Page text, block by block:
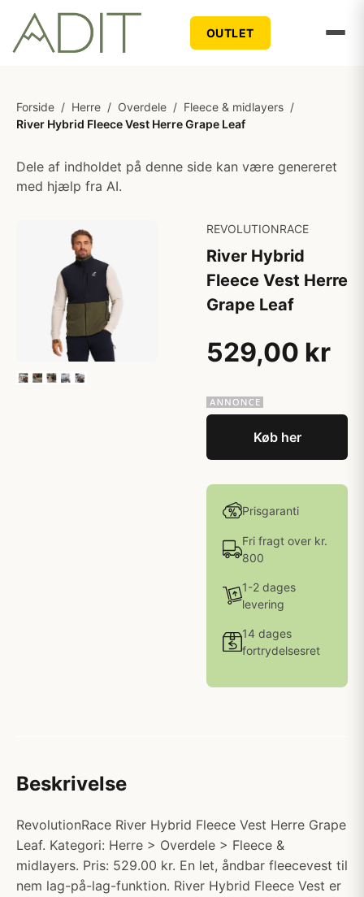
OUTLET
Forside / Herre / Overdele / Fleece & midlayers /
River Hybrid Fleece Vest Herre Grape Leaf
Dele af indholdet på denne side kan være genereret
med hjælp fra AI.
REVOLUTIONRACE
River Hybrid
Fleece Vest Herre
Grape Leaf
529,00 kr
Køb her
Prisgaranti
Fri fragt over kr.
800
1-2 dages
levering
14 dages
fortrydelsesret
Beskrivelse
RevolutionRace River Hybrid Fleece Vest Herre Grape
Leaf. Kategori: Herre > Overdele > Fleece &
midlayers. Pris: 529.00 kr. En let, åndbar fleecevest til
nem lag-på-lag-funktion. River Hybrid Fleece Vest er